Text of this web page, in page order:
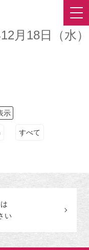
月18日（水）
すべて
は
い